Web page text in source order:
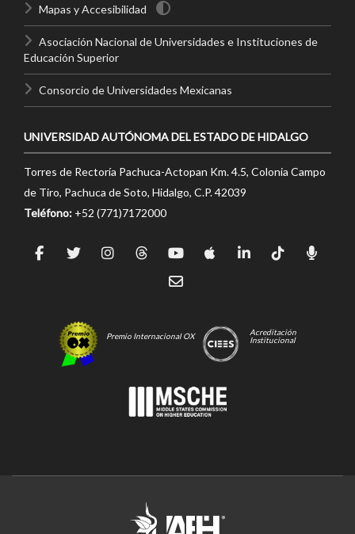
Mapas y Accesibilidad
Asociación Nacional de Universidades e Instituciones de
Educación Superior
Consorcio de Universidades Mexicanas
UNIVERSIDAD AUTÓNOMA DEL ESTADO DE HIDALGO
Torres de Rectoría Pachuca-Actopan Km. 4.5, Colonia Campo
de Tiro, Pachuca de Soto, Hidalgo, C.P. 42039
Teléfono: +52 (771)7172000
Premio Internacional OX
Acreditación
Institucional